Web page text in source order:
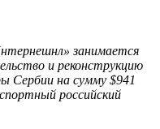
занимается
и реконструкцию
Сербии на сумму $941
российский